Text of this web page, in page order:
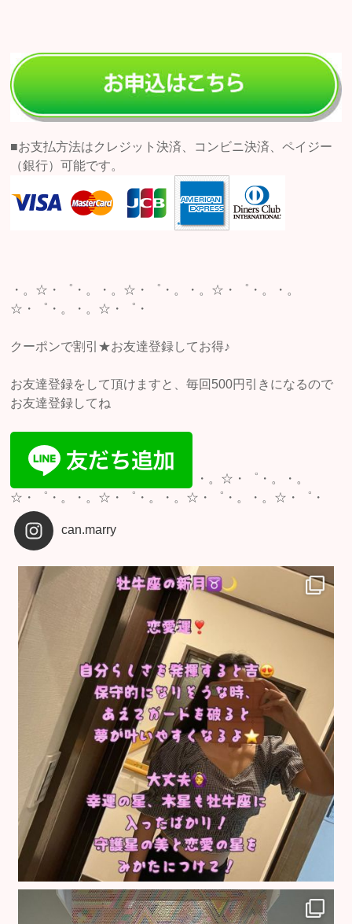
■お支払方法はクレジット決済、コンビニ決済、ペイジー
（銀行）可能です。
・。☆・゜・。・。☆・゜・。・。☆・゜・。・。
☆・゜・。・。☆・゜・
クーポンで割引★お友達登録してお得♪
お友達登録をして頂けますと、毎回500円引きになるので
お友達登録してね
・。☆・゜・。・。
☆・゜・。・。☆・゜・。・。☆・゜・。・。☆・゜・
can.marry